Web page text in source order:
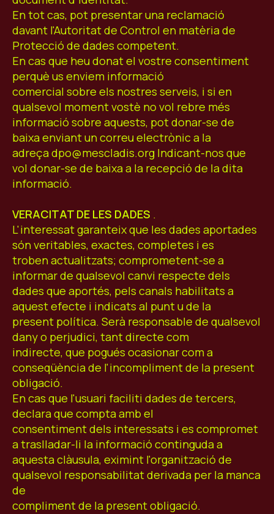
En tot cas, pot presentar una reclamació
davant l'Autoritat de Control en matèria de
Protecció de dades competent.
En cas que heu donat el vostre consentiment
perquè us enviem informació
comercial sobre els nostres serveis, i si en
qualsevol moment vostè no vol rebre més
informació sobre aquests, pot donar-se de
baixa enviant un correu electrònic a la
adreça dpo@mescladis.org Indicant-nos que
vol donar-se de baixa a la recepció de la dita
informació.
VERACITAT DE LES DADES .
L'interessat garanteix que les dades aportades
són veritables, exactes, completes i es
troben actualitzats; comprometent-se a
informar de qualsevol canvi respecte dels
dades que aportés, pels canals habilitats a
aquest efecte i indicats al punt u de la
present política. Serà responsable de qualsevol
dany o perjudici, tant directe com
indirecte, que pogués ocasionar com a
conseqüència de l'incompliment de la present
obligació.
En cas que l'usuari faciliti dades de tercers,
declara que compta amb el
consentiment dels interessats i es compromet
a traslladar-li la informació continguda a
aquesta clàusula, eximint l'organització de
qualsevol responsabilitat derivada per la manca
de
compliment de la present obligació.